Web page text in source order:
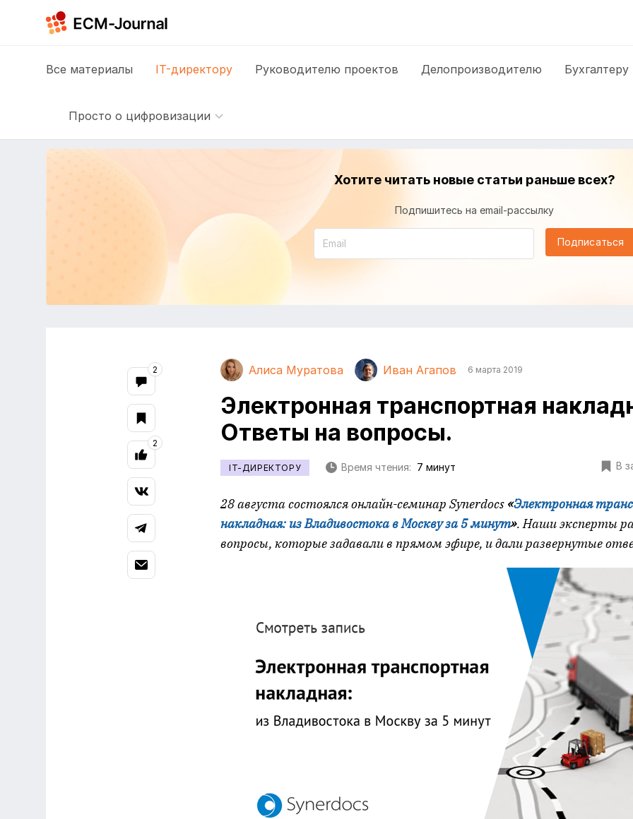
Все материалы IT-директору Руководителю проектов Делопроизводителю Бухгалтеру
Просто о цифровизации
Хотите читать новые статьи раньше всех?
Подпишитесь на email-рассылку
Подписаться
Алиса Муратова Иван Агапов 6 марта 2019
Электронная транспортная
Ответы на вопросы.
IT-ДИРЕКТОРУ Время чтения: 7 минут В
28 августа состоялся онлайн-семинар Synerdocs «Электронная
накладная: из Владивостока в Москву за 5 минут». Наши эксперты
вопросы, которые задавали в прямом эфире, и дали развернутые
2
2